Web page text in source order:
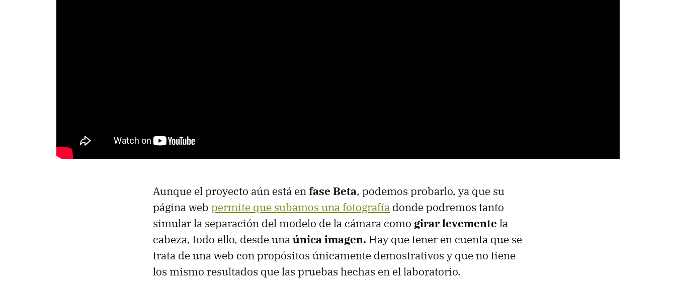
Aunque el proyecto aún está enfase Beta, podemos probarlo, ya que su
página web permite que subamos una fotografía donde podremos tanto
simular la separación del modelo de la cámara como girar levemente la
cabeza, todo ello, desde unaúnica imagen. Hay que tener en cuenta que se
trata de una web con propósitos únicamente demostrativos y que no tiene
los mismo resultados que las pruebas hechas en el laboratorio.